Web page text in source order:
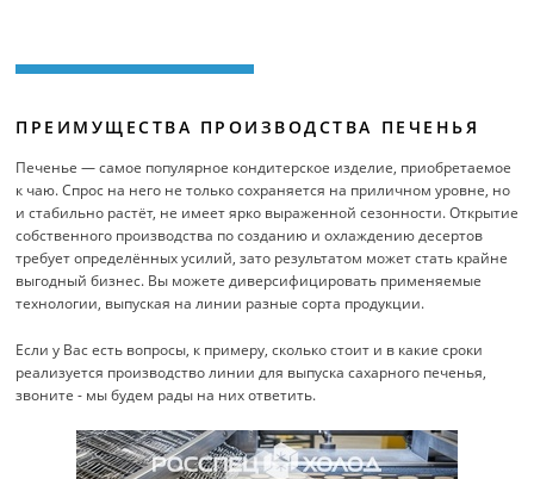
ПРЕИМУЩЕСТВА ПРОИЗВОДСТВА ПЕЧЕНЬЯ
Печенье — самое популярное кондитерское изделие, приобретаемое
к чаю. Спрос на него не только сохраняется на приличном уровне, но
и стабильно растёт, не имеет ярко выраженной сезонности. Открытие
собственного производства по созданию и охлаждению десертов
требует определённых усилий, зато результатом может стать крайне
выгодный бизнес. Вы можете диверсифицировать применяемые
технологии, выпуская на линии разные сорта продукции.
Если у Вас есть вопросы, к примеру, сколько стоит и в какие сроки
реализуется производство линии для выпуска сахарного печенья,
звоните - мы будем рады на них ответить.